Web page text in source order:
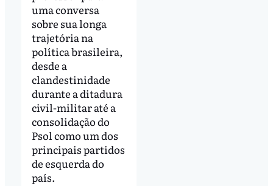
uma conversa
sobre sua longa
trajetória na
política brasileira,
desde a
clandestinidade
durante a ditadura
civil-militar até a
consolidação do
Psol como um dos
principais partidos
de esquerda do
país.